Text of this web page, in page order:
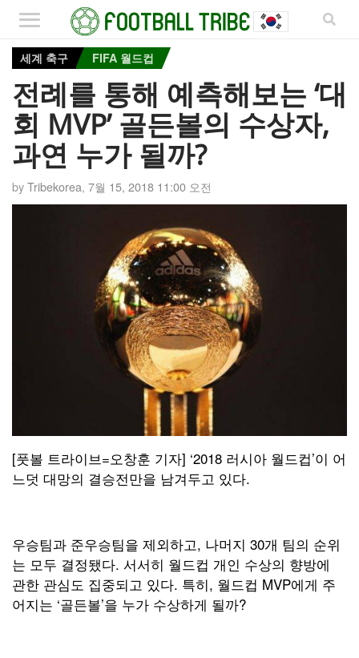
세계 축구 FIFA 월드컵
전례를 통해 예측해보는 ‘대
회 MVP’ 골든볼의 수상자,
과연 누가 될까?
byTribekorea, 7월 15, 2018 11:00 오전
[풋볼 트라이브=오창훈 기자] ‘2018 러시아 월드컵’이 어
느덧 대망의 결승전만을 남겨두고 있다.
우승팀과 준우승팀을 제외하고, 나머지 30개 팀의 순위
는 모두 결정됐다. 서서히 월드컵 개인 수상의 향방에
관한 관심도 집중되고 있다. 특히, 월드컵 MVP에게 주
어지는 ‘골든볼’을 누가 수상하게 될까?